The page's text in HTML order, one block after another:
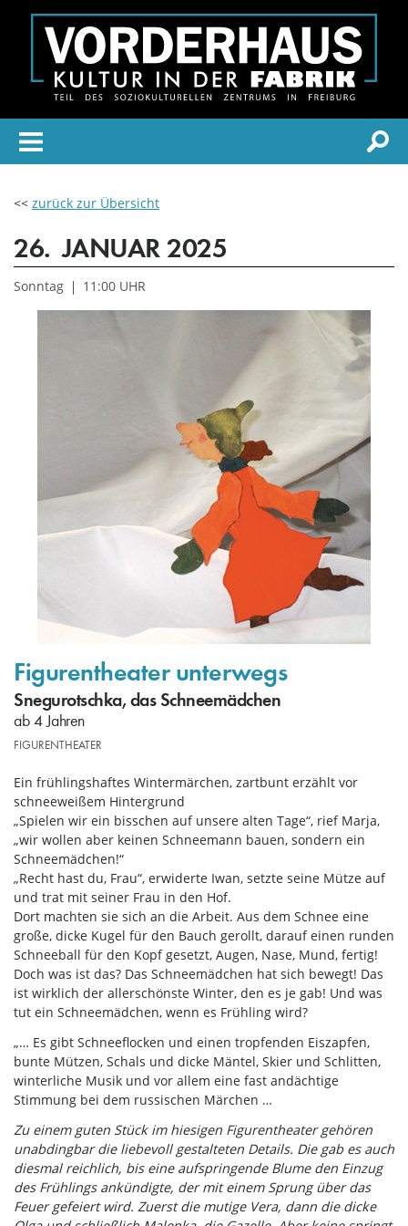
<< zurück zur Übersicht
26. JANUAR 2025
Sonntag 11:00 UHR
Figurentheater unterwegs
Snegurotschka, das Schneemädchen
ab 4 Jahren
FIGURENTHEATER
Ein frühlingshaftes Wintermärchen, zartbunt erzählt vor
schneeweißem Hintergrund
„Spielen wir ein bisschen auf unsere alten Tage“, rief Marja,
„wir wollen aber keinen Schneemann bauen, sondern ein
Schneemädchen!“
„Recht hast du, Frau“, erwiderte Iwan, setzte seine Mütze auf
und trat mit seiner Frau in den Hof.
Dort machten sie sich an die Arbeit. Aus dem Schnee eine
große, dicke Kugel für den Bauch gerollt, darauf einen runden
Schneeball für den Kopf gesetzt, Augen, Nase, Mund, fertig!
Doch was ist das? Das Schneemädchen hat sich bewegt! Das
ist wirklich der allerschönste Winter, den es je gab! Und was
tut ein Schneemädchen, wenn es Frühling wird?
„… Es gibt Schneeflocken und einen tropfenden Eiszapfen,
bunte Mützen, Schals und dicke Mäntel, Skier und Schlitten,
winterliche Musik und vor allem eine fast andächtige
Stimmung bei dem russischen Märchen …
Zu einem guten Stück im hiesigen Figurentheater gehören
unabdingbar die liebevoll gestalteten Details. Die gab es auch
diesmal reichlich, bis eine aufspringende Blume den Einzug
des Frühlings ankündigte, der mit einem Sprung über das
Feuer gefeiert wird. Zuerst die mutige Vera, dann die dicke